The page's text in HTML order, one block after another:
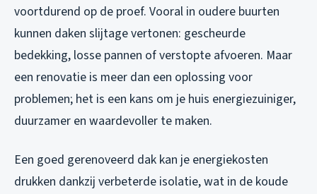
voortdurend op de proef. Vooral in oudere buurten
kunnen daken slijtage vertonen: gescheurde
bedekking, losse pannen of verstopte afvoeren. Maar
een renovatie is meer dan een oplossing voor
problemen; het is een kans om je huis energiezuiniger,
duurzamer en waardevoller te maken.
Een goed gerenoveerd dak kan je energiekosten
drukken dankzij verbeterde isolatie, wat in de koude